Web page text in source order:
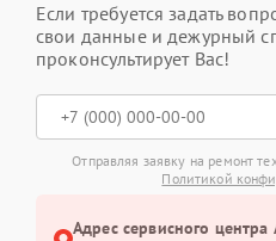
Если требуется задать
свои данные и дежурный
проконсультирует Вас!
Отправляя заявку на ремонт
Политикой
Адрес сервисного центра